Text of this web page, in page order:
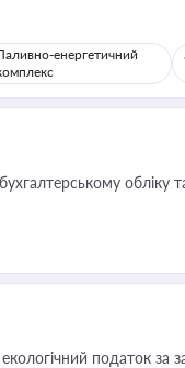
енергетичний
податок за